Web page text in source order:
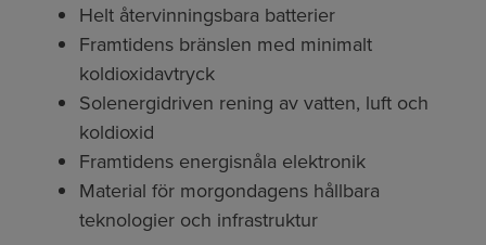
Helt återvinningsbara batterier
Framtidens bränslen med minimalt
koldioxidavtryck
Solenergidriven rening av vatten, luft och
koldioxid
Framtidens energisnåla elektronik
Material för morgondagens hållbara
teknologier och infrastruktur